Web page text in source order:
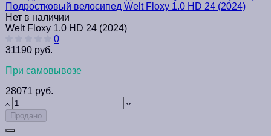
Подростковый велосипед Welt Floxy 1.0 HD 24 (2024)
Нет в наличии
Welt Floxy 1.0 HD 24 (2024)
0
31190 руб.
При самовывозе
28071 руб.
Продано